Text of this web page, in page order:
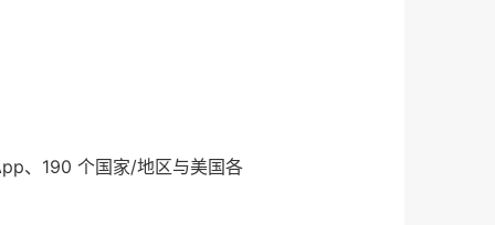
、190 个国家/地区与美国各